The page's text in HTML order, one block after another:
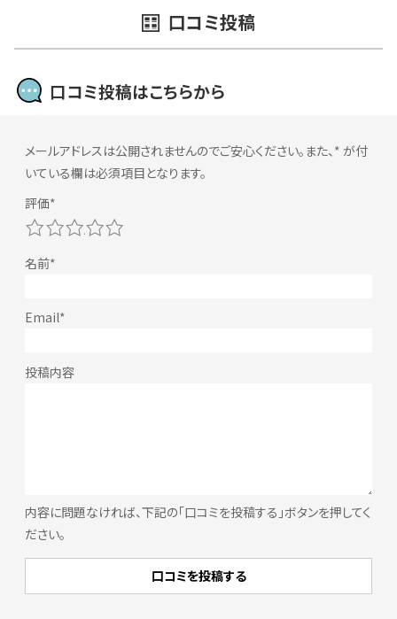
口コミ投稿
口コミ投稿はこちらから
メールアドレスは公開されませんのでご安心ください。また、 * が付
いている欄は必須項目となります。
内容に問題なければ、下記の「口コミを投稿する」ボタンを押してく
ださい。
5
4
3
2